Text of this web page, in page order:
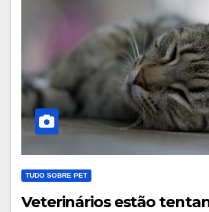
TUDO SOBRE PET
Veterinários estão